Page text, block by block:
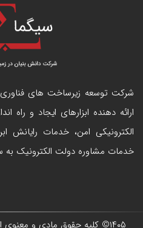
شرکت توسعه زیرساخت های
ارائه دهنده ابزارهای ایجاد و راه
خدمات مشاوره دولت الکترونیک به
۱۴۰۵© کلیه حقوق مادی و معنوی